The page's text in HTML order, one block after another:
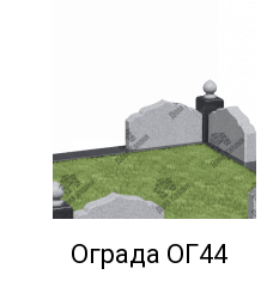
Ограда ОГ44